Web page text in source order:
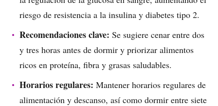
riesgo de resistencia a la insulina y diabetes tipo 2.
Recomendaciones clave: Se sugiere cenar entre dos
y tres horas antes de dormir y priorizar alimentos
ricos en proteína, fibra y grasas saludables.
Horarios regulares: Mantener horarios regulares de
alimentación y descanso, así como dormir entre siete